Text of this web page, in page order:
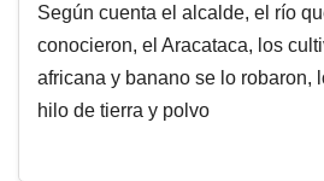
Según cuenta el alcalde, el río
conocieron, el Aracataca, los
africana y banano se lo robaron,
hilo de tierra y polvo